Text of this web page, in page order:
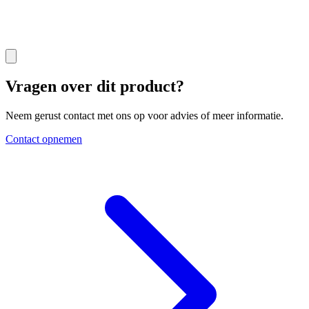
Vragen over dit product?
Neem gerust contact met ons op voor advies of meer informatie.
Contact opnemen